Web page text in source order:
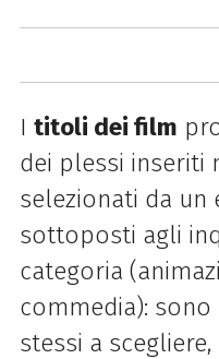
I titoli dei film
dei plessi inseriti
selezionati da un
sottoposti agli
categoria
commedia):
stessi a